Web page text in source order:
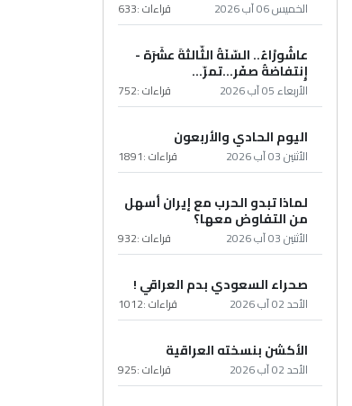
الخميس 06 آب 2026 قراءات :633
عاشُورْاءُ.. السّنَةُ الثّالثةَ عشَرَة -
إِنتفاضةُ صفَر…تمرّ...
الأربعاء 05 آب 2026 قراءات :752
اليوم الحادي والأربعون
الأثنين 03 آب 2026 قراءات :1891
لماذا تبدو الحرب مع إيران أسهل
من التفاوض معها؟
الأثنين 03 آب 2026 قراءات :932
صحراء السعودي بدم العراقي !
الأحد 02 آب 2026 قراءات :1012
الأكشن بنسخته العراقية
الأحد 02 آب 2026 قراءات :925